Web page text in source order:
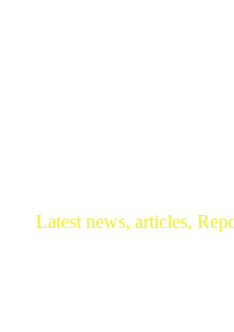
Latest news, articles,